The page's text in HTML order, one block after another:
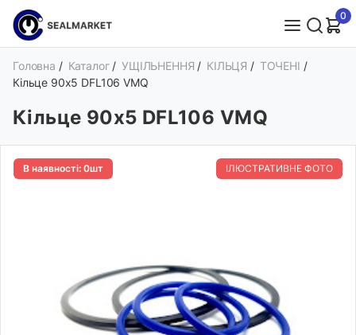
0
Головна / Каталог /УЩІЛЬНЕННЯ / КІЛЬЦЯ / ТОЧЕНІ /
Кільце 90х5 DFL106 VMQ
Кільце 90х5 DFL106 VMQ
В наявності: 0шт ІЛЮСТРАТИВНЕ ФОТО